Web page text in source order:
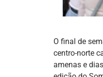
O final de
centro-norte
amenas e